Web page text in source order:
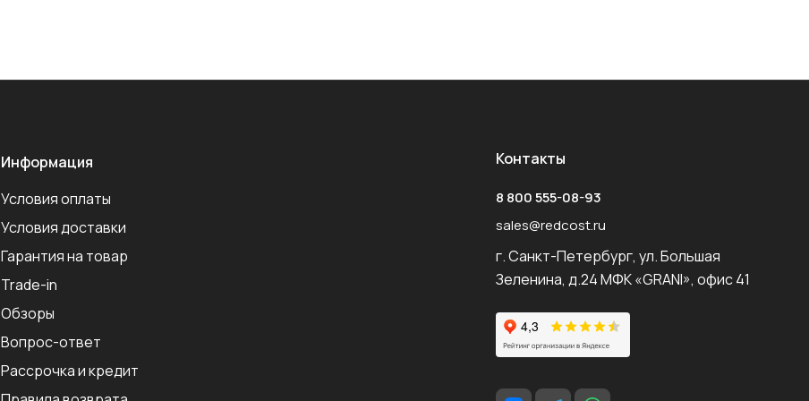
Информация
Условия оплаты
Условия доставки
Гарантия на товар
Trade-in
Обзоры
Вопрос-ответ
Рассрочка и кредит
Контакты
8 800 555-08-93
sales@redcost.ru
г. Санкт-Петербург, ул. Большая
Зеленина, д.24 МФК «GRANI», офис 41